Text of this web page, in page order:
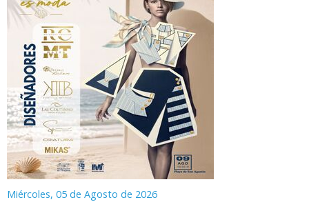
Miércoles, 05 de Agosto de 2026